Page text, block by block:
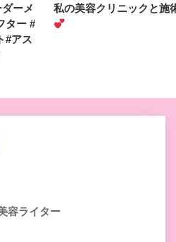
ーメ
ター #
#アス
私の美容クリニックと施
容ライター